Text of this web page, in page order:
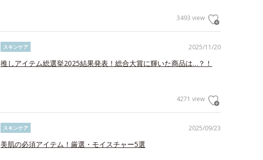
3493 view
2025/11/20
スキンケア
推しアイテム総選挙2025結果発表！総合大賞に輝いた商品は…？！
4271 view
2025/09/23
スキンケア
美肌の必須アイテム！厳選・モイスチャー5選